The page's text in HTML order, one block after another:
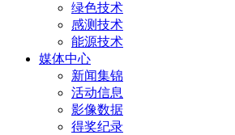
绿色技术
感测技术
能源技术
媒体中心
新闻集锦
活动信息
影像数据
得奖纪录